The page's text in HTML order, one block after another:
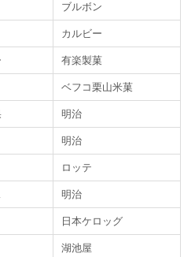
ブルボン
カルビー
有楽製菓
ベフコ栗山米菓
明治
明治
ロッテ
明治
日本ケロッグ
湖池屋